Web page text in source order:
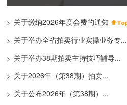
> 关于缴纳2026年度会费的通知
> 关于举办全省拍卖行业实操业务专...
> 关于举办38期拍卖主持技巧辅导...
> 关于2026年（第38期）拍卖...
> 关于公布2026年（第38期）...